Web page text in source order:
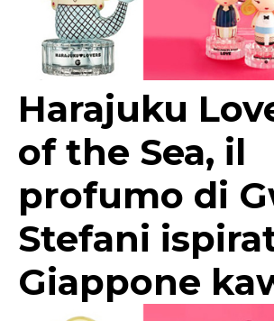
Harajuku
of the Sea, il
profumo di
Stefani
Giappone